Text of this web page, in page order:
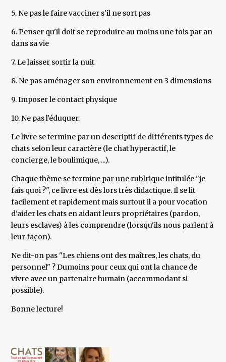
5. Ne pas le faire vacciner s'il ne sort pas
6. Penser qu'il doit se reproduire au moins une fois par an
dans sa vie
7. Le laisser sortir la nuit
8. Ne pas aménager son environnement en 3 dimensions
9. Imposer le contact physique
10. Ne pas l'éduquer.
Le livre se termine par un descriptif de différents types de
chats selon leur caractère (le chat hyperactif, le
concierge, le boulimique, ...).
Chaque thème se termine par une rublrique intitulée "je
fais quoi ?", ce livre est dès lors très didactique. Il se lit
facilement et rapidement mais surtout il a pour vocation
d'aider les chats en aidant leurs propriétaires (pardon,
leurs esclaves) à les comprendre (lorsqu'ils nous parlent à
leur façon).
Ne dit-on pas "Les chiens ont des maîtres, les chats, du
personnel" ? Dumoins pour ceux qui ont la chance de
vivre avec un partenaire humain (accommodant si
possible).
Bonne lecture!